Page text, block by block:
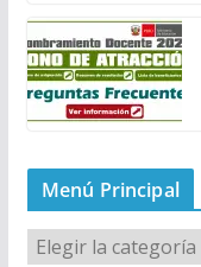
Menú Principal
M